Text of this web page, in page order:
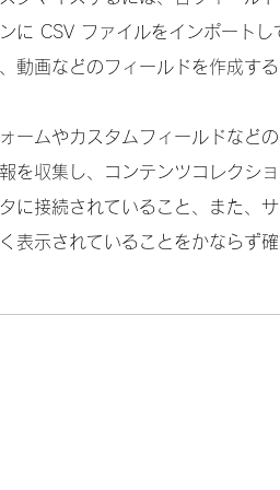
に CSV ファイルをインポート
動画などのフィールドを作成する
ームやカスタムフィールドなど
を収集し、コンテンツコレクシ
に接続されていること、また、
表示されていることをかならず確